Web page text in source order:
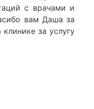
с врачами и
вам Даша за
за услугу